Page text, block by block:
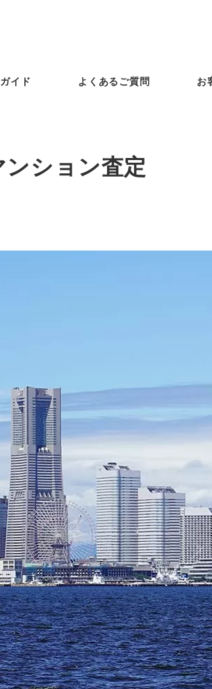
イド よくあるご質問 お
ション査定